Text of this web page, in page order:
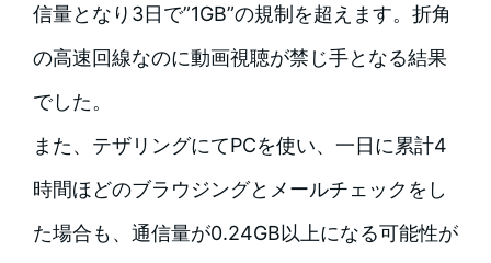
信量となり3日で”1GB”の規制を超えます。折角
の高速回線なのに動画視聴が禁じ手となる結果
でした。
また、テザリングにてPCを使い、一日に累計4
時間ほどのブラウジングとメールチェックをし
た場合も、通信量が0.24GB以上になる可能性が